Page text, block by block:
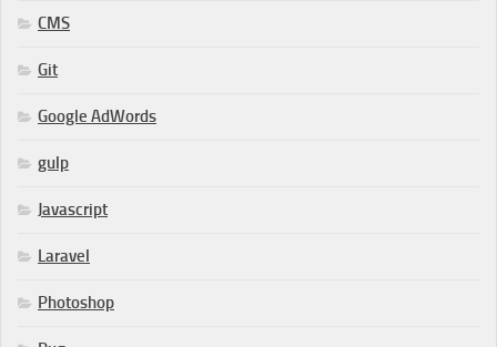
CMS
Git
Google AdWords
gulp
Javascript
Laravel
Photoshop